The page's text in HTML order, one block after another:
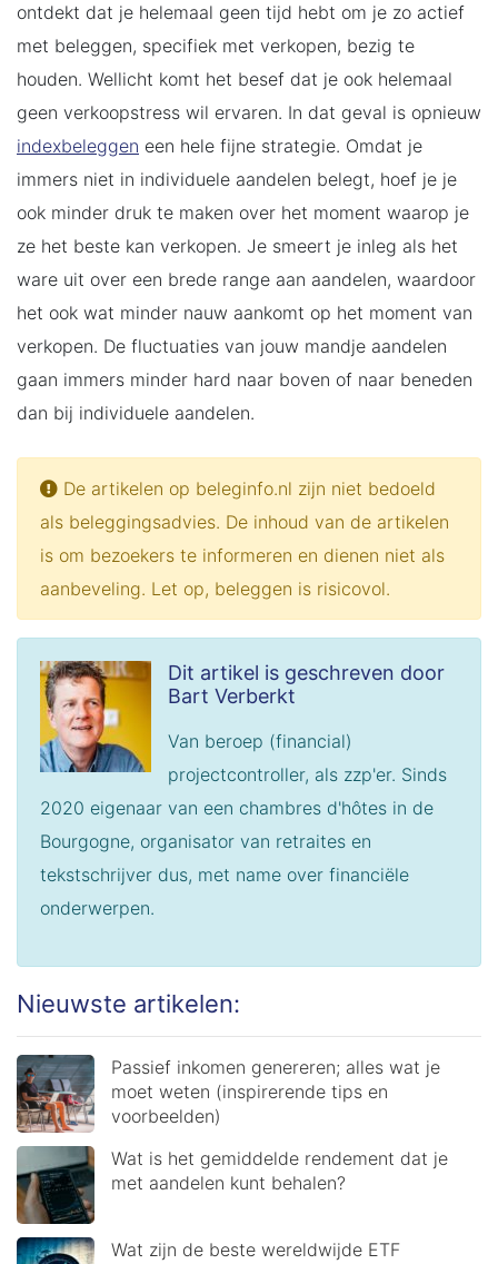
ontdekt dat je helemaal geen tijd hebt om je zo actief
met beleggen, specifiek met verkopen, bezig te
houden. Wellicht komt het besef dat je ook helemaal
geen verkoopstress wil ervaren. In dat geval is opnieuw
indexbeleggen een hele fijne strategie. Omdat je
immers niet in individuele aandelen belegt, hoef je je
ook minder druk te maken over het moment waarop je
ze het beste kan verkopen. Je smeert je inleg als het
ware uit over een brede range aan aandelen, waardoor
het ook wat minder nauw aankomt op het moment van
verkopen. De fluctuaties van jouw mandje aandelen
gaan immers minder hard naar boven of naar beneden
dan bij individuele aandelen.
De artikelen op beleginfo.nl zijn niet bedoeld
als beleggingsadvies. De inhoud van de artikelen
is om bezoekers te informeren en dienen niet als
aanbeveling. Let op, beleggen is risicovol.
Dit artikel is geschreven door
Bart Verberkt
Van beroep (financial)
projectcontroller, als zzp'er. Sinds
2020 eigenaar van een chambres d'hôtes in de
Bourgogne, organisator van retraites en
tekstschrijver dus, met name over financiële
onderwerpen.
Nieuwste artikelen:
Passief inkomen genereren; alles wat je
moet weten (inspirerende tips en
voorbeelden)
Wat is het gemiddelde rendement dat je
met aandelen kunt behalen?
Wat zijn de beste wereldwijde ETF